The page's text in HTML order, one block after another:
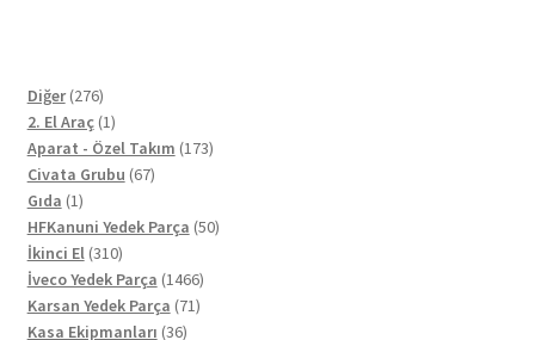
Diğer 276276
ürün
2. El Araç 11
ürün
Aparat - Özel Takım 173173
Civata Grubu 6767
Gıda 11
ürün
HFKanuni Yedek Parça 5050
İkinci El 310310
ürün
İveco Yedek Parça 14661466
ürün
Karsan Yedek Parça 7171
Kasa Ekipmanları 3636